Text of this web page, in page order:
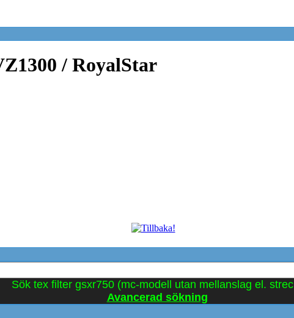
/ RoyalStar
Sök tex filter gsxr750 (mc-modell utan mellanslag el.
Avancerad sökning